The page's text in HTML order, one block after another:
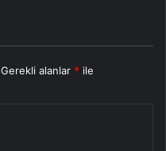
Gerekli alanlar * ile